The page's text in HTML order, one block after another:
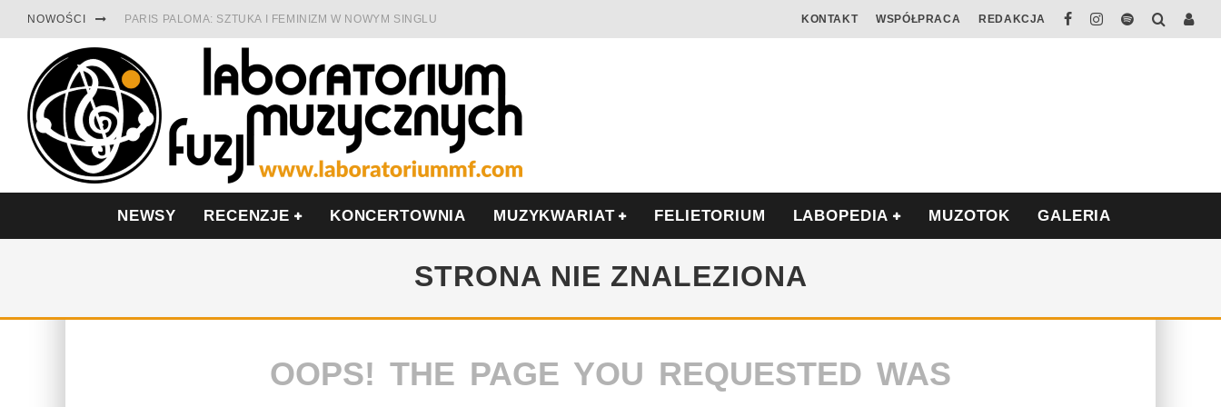
NOWOŚCI PARIS PALOMA: SZTUKA I FEMINIZM W NOWYM SINGLU
TABULA RASA Z SINGLEM DIAMENTY. SAMOTNOŚĆ I OPÓR
CINNAMON GUM MIĘDZY SOULEM A PAMIĘCIĄ
FRANCUSKI PROG METAL WEDŁUG DUALISIS
LESZEK KUŁAKOWSKI NAGRAŁ JAZZFONIĘ O POLSCE
KONTAKT WSPÓŁPRACA REDAKCJA
NEWSY RECENZJE KONCERTOWNIA MUZYKWARIAT FELIETORIUM LABOPEDIA MUZOTOK GALERIA
STRONA NIE ZNALEZIONA
OOPS! THE PAGE YOU REQUESTED WAS